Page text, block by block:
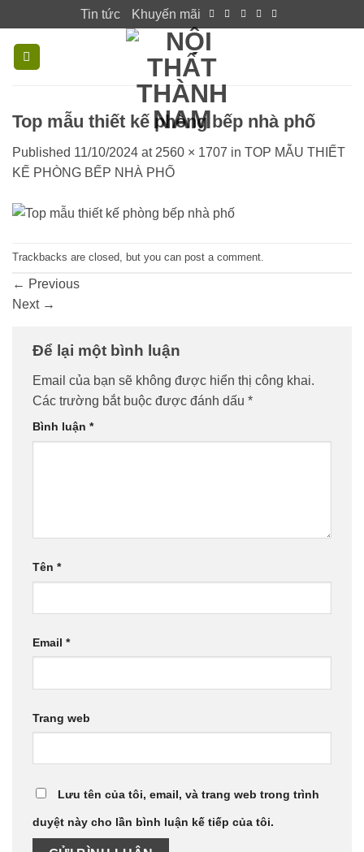
to
content
Tin tức Khuyến mãi
Top mẫu thiết kế phòng bếp nhà phố
Published 11/10/2024 at 2560 × 1707 in TOP MẪU THIẾT
KẾ PHÒNG BẾP NHÀ PHỐ
Trackbacks are closed, but you can post a comment
← Previous
Next →
Để lại một bình luận
Email của bạn sẽ không được hiển thị công khai.
Các trường bắt buộc được đánh dấu *
Bình luận *
Tên *
Email *
Trang web
Lưu tên của tôi, email, và trang web trong trình
duyệt này cho lần bình luận kế tiếp của tôi.